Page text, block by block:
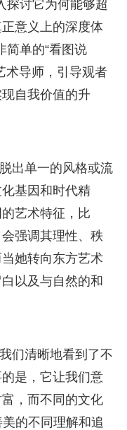
探讨它为何能够超
意义上的深度体
简单的“看图说
术导师，引导观者
现自我价值的升
出单一的风格或流
基因和时代精
艺术特征，比
强调其理性、秩
她转向东方艺术
以及与自然的和
们清晰地看到了不
是，它让我们意
，而不同的文化
的不同理解和追